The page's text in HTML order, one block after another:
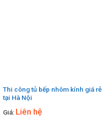
Thi công tủ bếp nhôm kính giá rẻ
tại Hà Nội
Giá: Liên hệ